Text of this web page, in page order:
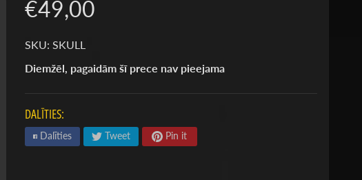
€49,00
SKU: SKULL
Diemžēl, pagaidām šī prece nav pieejama
DALĪTIES:
Dalīties Tweet Pin it